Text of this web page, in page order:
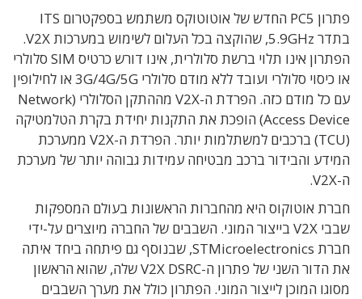
פתרון PC5 החדש של אוטוטוקס משתמש בספקטרום ITS
בתדר 5.9GHz, שהוקצה בכל העלום לשימוש במערכות V2X.
הפתרון אינו תלוי ברשת סלולרית, אינו דורש כרטיס SIM סלולרי
או כיסוי סלולרי ועובד ללא מודם סלולרי 3G/4G/5G או לחילופין
עם כל מודם כזה. הפרדת ה-V2X מההתקן הסלולרי (Network
Access Device) הופכת את התקנות יחידת בקרת הטלמטיקה
(TCU) ברכבים למשתלמות יותר. הפרדת ה-V2X ממערכת
המידע והבידור ברכב מבטיחה עמידות גבוהה יותר של מערכת
ה-V2X.
חברת אוטוקוס היא מהחברות הראשונות בעולם המספקות
שבבי V2X בייצור המוני. השבבים של החברה מיוצרים על-ידי
חברת STMicroelectronics, שבנוסף גם פיתחה ביחד איתה
את הדור השני של פתרון ה-V2X DSRC שלה, שהוא הראשון
מסוגו המוכן לייצור המוני. הפתרון כולל את מערך השבבים